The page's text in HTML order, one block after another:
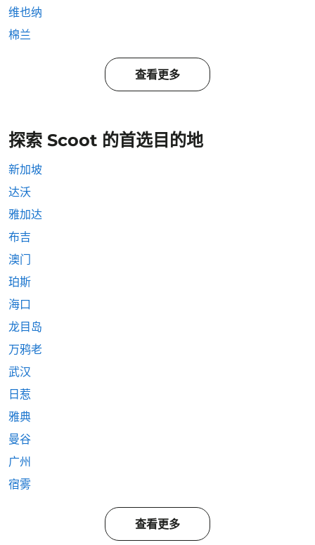
维也纳
棉兰
查看更多
探索 Scoot 的首选目的地
新加坡
达沃
雅加达
布吉
澳门
珀斯
海口
龙目岛
万鸦老
武汉
日惹
雅典
曼谷
广州
宿雾
查看更多